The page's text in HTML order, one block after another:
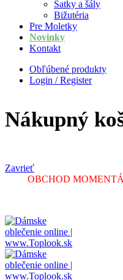
Šatky a šály
Bižutéria
Pre Moletky
Novinky
Kontakt
Obľúbené produkty
Login / Register
Nákupný
Zavrieť
OBCHOD